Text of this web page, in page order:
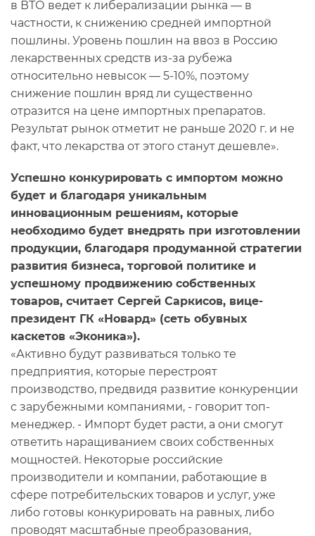
в ВТО ведет к либерализации рынка — в
частности, к снижению средней импортной
пошлины. Уровень пошлин на ввоз в Россию
лекарственных средств из-за рубежа
относительно невысок — 5-10%, поэтому
снижение пошлин вряд ли существенно
отразится на цене импортных препаратов.
Результат рынок отметит не раньше 2020 г. и не
факт, что лекарства от этого станут дешевле».
Успешно конкурировать с импортом можно
будет и благодаря уникальным
инновационным решениям, которые
необходимо будет внедрять при изготовлении
продукции, благодаря продуманной стратегии
развития бизнеса, торговой политике и
успешному продвижению собственных
товаров, считает Сергей Саркисов, вице-
президент ГК «Новард» (сеть обувных
каскетов «Эконика»).
«Активно будут развиваться только те
предприятия, которые перестроят
производство, предвидя развитие конкуренции
с зарубежными компаниями, - говорит топ-
менеджер. - Импорт будет расти, а они смогут
ответить наращиванием своих собственных
мощностей. Некоторые российские
производители и компании, работающие в
сфере потребительских товаров и услуг, уже
либо готовы конкурировать на равных, либо
проводят масштабные преобразования,